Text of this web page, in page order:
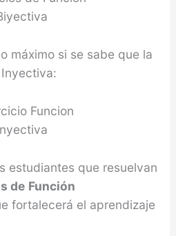
máximo si se sabe que la
estudiantes que resuelvan
de Función
fortalecerá el aprendizaje